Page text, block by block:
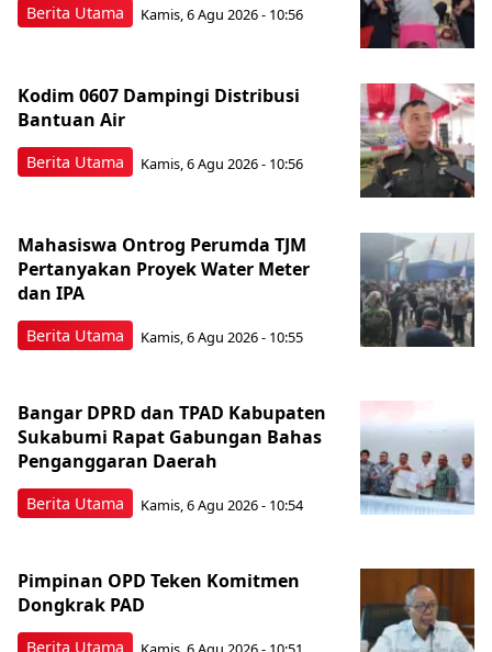
Berita Utama Kamis, 6 Agu 2026 - 10:56
Berita Utama
Kodim 0607 Dampingi Distribusi
Bantuan Air
Kamis, 6 Agu 2026 - 10:56
Berita Utama
Mahasiswa Ontrog Perumda TJM
Pertanyakan Proyek Water Meter
dan IPA
Kamis, 6 Agu 2026 - 10:55
Berita Utama
Bangar DPRD dan TPAD Kabupaten
Sukabumi Rapat Gabungan Bahas
Penganggaran Daerah
Kamis, 6 Agu 2026 - 10:54
Berita Utama
Pimpinan OPD Teken Komitmen
Dongkrak PAD